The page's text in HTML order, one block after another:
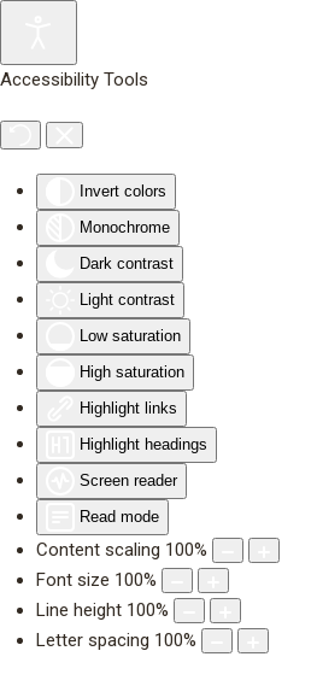
Accessibility Tools
Invert colors
Monochrome
Dark contrast
Light contrast
Low saturation
High saturation
Highlight links
Highlight headings
Screen reader
Read mode
Content scaling 100%
Font size 100%
Line height 100%
Letter spacing 100%